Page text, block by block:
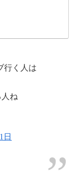
行く人は
ね
日